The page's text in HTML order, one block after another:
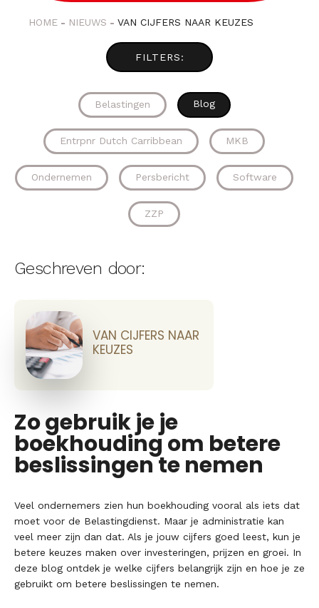
HOME NIEUWS VAN CIJFERS NAAR KEUZES
Belastingen Blog
Entrpnr Dutch Carribbean MKB
Ondernemen Persbericht Software
ZZP
Geschreven door:
VAN CIJFERS NAAR
KEUZES
Zo gebruik je je
boekhouding om betere
beslissingen te nemen
Veel ondernemers zien hun boekhouding vooral als iets dat
moet voor de Belastingdienst. Maar je administratie kan
veel meer zijn dan dat. Als je jouw cijfers goed leest, kun je
betere keuzes maken over investeringen, prijzen en groei. In
deze blog ontdek je welke cijfers belangrijk zijn en hoe je ze
gebruikt om betere beslissingen te nemen.